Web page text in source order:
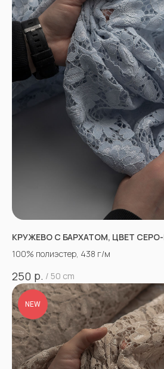
КРУЖЕВО С БАРХАТОМ, ЦВЕТ
100% полиэстер, 438 г/м
250 р. / 50 cm
NEW